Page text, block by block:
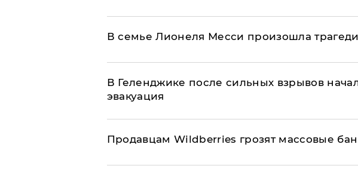
В семье Лионеля Месси произошла
В Геленджике после сильных взрывов
эвакуация
Продавцам Wildberries грозят массовые